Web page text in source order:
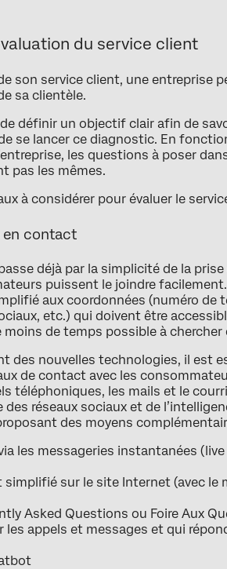
du service client
son service client, une entreprise
sa clientèle.
définir un objectif clair afin de
se lancer ce diagnostic. En
les questions à poser
pas les mêmes.
à considérer pour évaluer le
contact
déjà par la simplicité de la
puissent le joindre
aux coordonnées (numéro de
etc.) qui doivent être
de temps possible à chercher
des nouvelles technologies, il est
de contact avec les
téléphoniques, les mails et le
des réseaux sociaux et de
des moyens
les messageries instantanées
sur le site Internet (avec le
Asked Questions ou Foire Aux
appels et messages et qui